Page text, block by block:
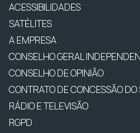
ACESSIBILIDADES
SATÉLITES
A EMPRESA
CONSELHO GERAL
CONSELHO DE OPINIÃO
CONTRATO DE CONCESSÃO
RÁDIO E TELEVISÃO
RGPD